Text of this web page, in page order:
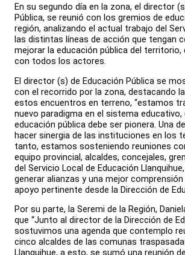
En su segundo día en la zona, el director
Pública, se reunió con los gremios de
región, analizando el actual trabajo del
las distintas líneas de acción que tengan
mejorar la educación pública del territorio,
con todos los actores.
El director (s) de Educación Pública se
con el recorrido por la zona, destacando
estos encuentros en terreno, “estamos
nuevo paradigma en el sistema educativo,
educación pública debe ser pionera. Una
hacer sinergia de las instituciones en los
tanto, estamos sosteniendo reuniones
equipo provincial, alcaldes, concejales,
del Servicio Local de Educación
generar alianzas y una mejor
apoyo pertinente desde la Dirección de
Por su parte, la Seremi de la Región,
que “Junto al director de la Dirección de
sostuvimos una agenda que contemplo
cinco alcaldes de las comunas
Llanquihue, a esto, se sumó una reunión